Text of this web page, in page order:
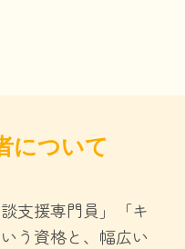
について
支援専門員」「キ
う資格と、幅広い